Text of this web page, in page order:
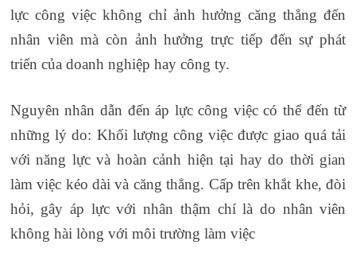
lực công việc không chỉ ảnh hưởng căng thẳng đến
nhân viên mà còn ảnh hưởng trực tiếp đến sự phát
triển của doanh nghiệp hay công ty.
Nguyên nhân dẫn đến áp lực công việc có thể đến từ
những lý do: Khối lượng công việc được giao quá tải
với năng lực và hoàn cảnh hiện tại hay do thời gian
làm việc kéo dài và căng thẳng. Cấp trên khắt khe, đòi
hỏi, gây áp lực với nhân thậm chí là do nhân viên
không hài lòng với môi trường làm việc